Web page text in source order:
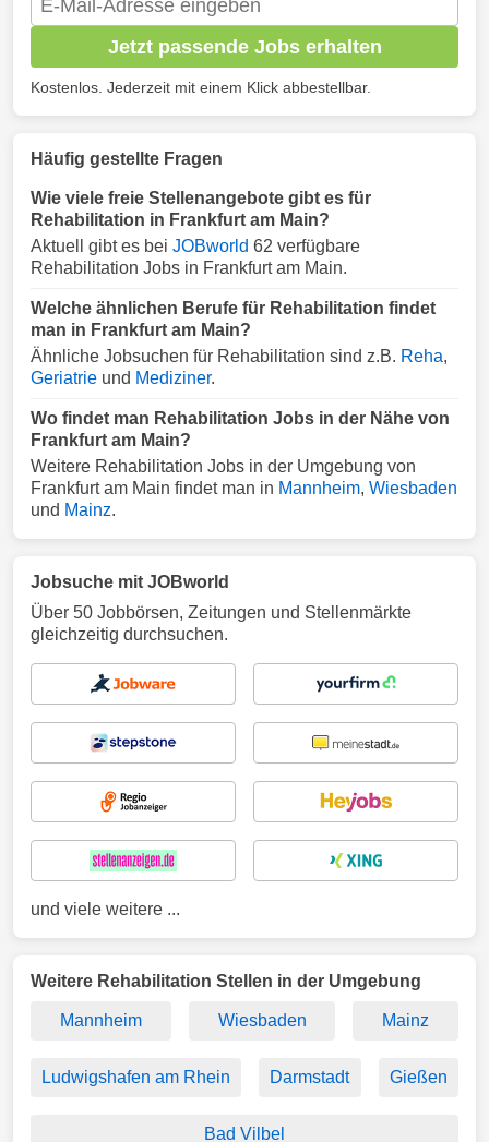
Jetzt passende Jobs erhalten
Kostenlos. Jederzeit mit einem Klick abbestellbar.
Häufig gestellte Fragen
Wie viele freie Stellenangebote gibt es für
Rehabilitation in Frankfurt am Main?
Aktuell gibt es bei JOBworld 62 verfügbare
Rehabilitation Jobs in Frankfurt am Main.
Welche ähnlichen Berufe für Rehabilitation findet
man in Frankfurt am Main?
Ähnliche Jobsuchen für Rehabilitation sind z.B. Reha,
Geriatrie und Mediziner.
Wo findet man Rehabilitation Jobs in der Nähe von
Frankfurt am Main?
Weitere Rehabilitation Jobs in der Umgebung von
Frankfurt am Main findet man in Mannheim, Wiesbaden
und Mainz.
Jobsuche mit JOBworld
Über 50 Jobbörsen, Zeitungen und Stellenmärkte
gleichzeitig durchsuchen.
und viele weitere ...
Weitere Rehabilitation Stellen in der Umgebung
Mannheim Wiesbaden Mainz
Ludwigshafen am Rhein Darmstadt Gießen
Bad Vilbel